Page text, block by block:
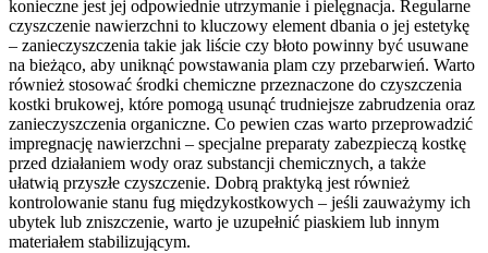
konieczne jest jej odpowiednie utrzymanie i pielęgnacja. Regularne
czyszczenie nawierzchni to kluczowy element dbania o jej estetykę
– zanieczyszczenia takie jak liście czy błoto powinny być usuwane
na bieżąco, aby uniknąć powstawania plam czy przebarwień. Warto
również stosować środki chemiczne przeznaczone do czyszczenia
kostki brukowej, które pomogą usunąć trudniejsze zabrudzenia oraz
zanieczyszczenia organiczne. Co pewien czas warto przeprowadzić
impregnację nawierzchni – specjalne preparaty zabezpieczą kostkę
przed działaniem wody oraz substancji chemicznych, a także
ułatwią przyszłe czyszczenie. Dobrą praktyką jest również
kontrolowanie stanu fug międzykostkowych – jeśli zauważymy ich
ubytek lub zniszczenie, warto je uzupełnić piaskiem lub innym
materiałem stabilizującym.